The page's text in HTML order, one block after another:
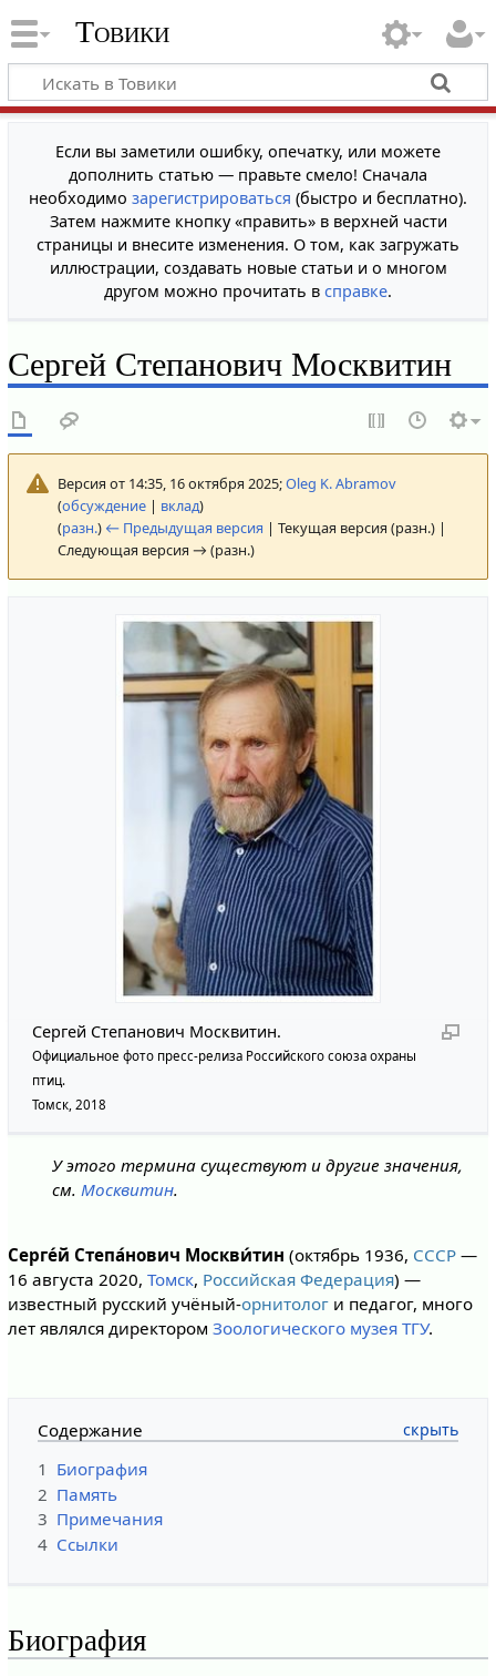
Товики
Если вы заметили ошибку, опечатку, или можете
дополнить статью — правьте смело! Сначала
необходимо зарегистрироваться (быстро и бесплатно).
Затем нажмите кнопку «править» в верхней части
страницы и внесите изменения. О том, как загружать
иллюстрации, создавать новые статьи и о многом
другом можно прочитать в справке.
Сергей Степанович Москвитин
Версия от 14:35, 16 октября 2025;Oleg K. Abramov
(обсуждение| вклад)
(разн.) ← Предыдущая версия | Текущая версия (разн.) |
Следующая версия → (разн.)
Сергей Степанович Москвитин.
Официальное фото пресс-релиза Российского союза охраны
птиц.
Томск, 2018
У этого термина существуют и другие значения,
см. Москвитин.
Серге́й Степа́нович Москви́тин (октябрь 1936, СССР—
16 августа 2020, Томск, Российская Федерация) —
известный русский учёный-орнитологи педагог, много
лет являлся директором Зоологического музея ТГУ.
Содержание
1 Биография
2 Память
3 Примечания
4 Ссылки
Биография